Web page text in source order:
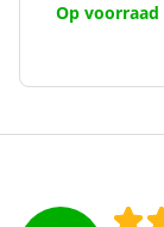
Op voorraad